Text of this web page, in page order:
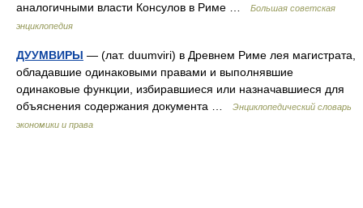
аналогичными власти Консулов в Риме …
Большая советская
энциклопедия
ДУУМВИРЫ — (лат. duumviri) в Древнем Риме лея магистрата,
обладавшие одинаковыми правами и выполнявшие
одинаковые функции, избиравшиеся или назначавшиеся для
объяснения содержания документа …
Энциклопедический словарь
экономики и права